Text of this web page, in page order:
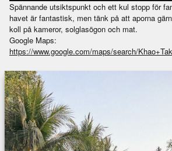
Spännande utsiktspunkt och ett kul stopp för
havet är fantastisk, men tänk på att aporna
koll på kameror, solglasögon och mat.
Google Maps:
https://www.google.com/maps/search/